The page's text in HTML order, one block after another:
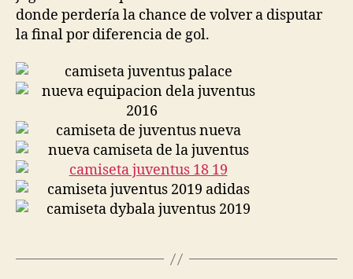
donde perdería la chance de volver a disputar
la final por diferencia de gol.